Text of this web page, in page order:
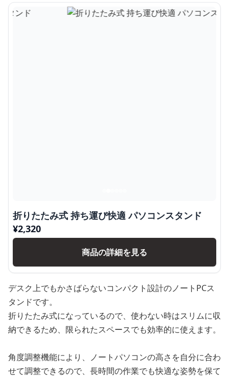
折りたたみ式 持ち運び快適 パソコンスタンド
¥2,320
商品の詳細を見る
デスク上でもかさばらないコンパクト設計のノートPCス
タンドです。
折りたたみ式になっているので、使わない時はスリムに収
納できるため、限られたスペースでも効率的に使えます。
角度調整機能により、ノートパソコンの高さを自分に合わ
せて調整できるので、長時間の作業でも快適な姿勢を保て